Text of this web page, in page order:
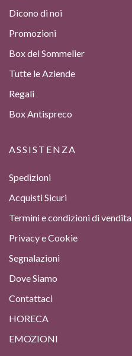
Dicono di noi
Promozioni
Box del Sommelier
Tutte le Aziende
Regali
Box Antispreco
ASSISTENZA
Spedizioni
Acquisti Sicuri
Termini e condizioni di vendita
Privacy e Cookie
Segnalazioni
Dove Siamo
Contattaci
HORECA
EMOZIONI